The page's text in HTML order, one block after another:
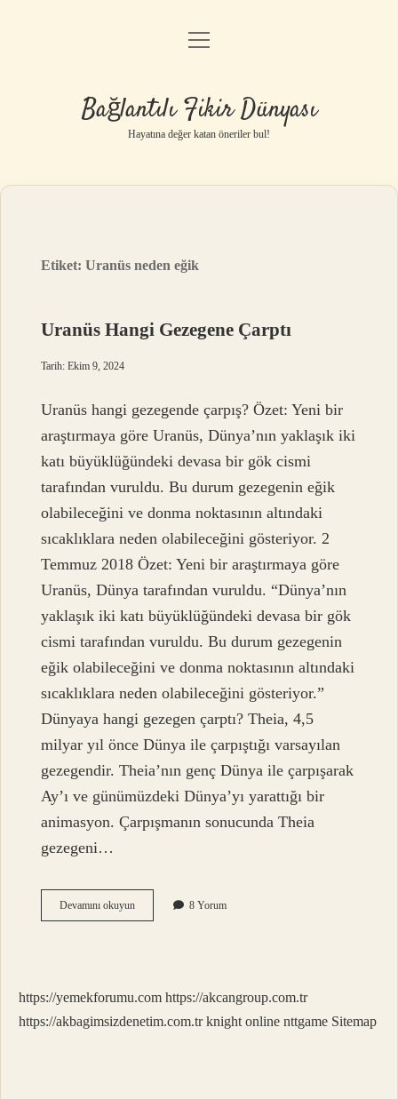
Anasayfa
Yasal Uyarı
menüyü
Bağlantılı Fikir Dünyası
Hayatına değer katan öneriler bul!
Etiket:Uranüs neden eğik
Uranüs Hangi Gezegene Çarptı
Tarih: Ekim 9, 2024
Uranüs hangi gezegende çarpış? Özet: Yeni bir
araştırmaya göre Uranüs, Dünya’nın yaklaşık iki
katı büyüklüğündeki devasa bir gök cismi
tarafından vuruldu. Bu durum gezegenin eğik
olabileceğini ve donma noktasının altındaki
sıcaklıklara neden olabileceğini gösteriyor. 2
Temmuz 2018 Özet: Yeni bir araştırmaya göre
Uranüs, Dünya tarafından vuruldu. “Dünya’nın
yaklaşık iki katı büyüklüğündeki devasa bir gök
cismi tarafından vuruldu. Bu durum gezegenin
eğik olabileceğini ve donma noktasının altındaki
sıcaklıklara neden olabileceğini gösteriyor.”
Dünyaya hangi gezegen çarptı? Theia, 4,5
milyar yıl önce Dünya ile çarpıştığı varsayılan
gezegendir. Theia’nın genç Dünya ile çarpışarak
Ay’ı ve günümüzdeki Dünya’yı yarattığı bir
animasyon. Çarpışmanın sonucunda Theia
gezegeni…
Devamını okuyunUranüs
Hangi
8 Yorum
https://yemekforumu.com https://akcangroup.com.tr
https://akbagimsizdenetim.com.tr knight online nttgame Sitemap